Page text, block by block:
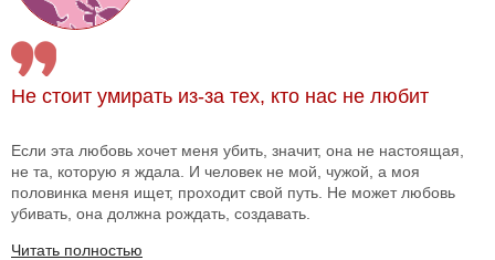
Не стоит умирать из-за тех, кто нас не любит
Если эта любовь хочет меня убить, значит, она не настоящая,
не та, которую я ждала. И человек не мой, чужой, а моя
половинка меня ищет, проходит свой путь. Не может любовь
убивать, она должна рождать, создавать.
Читать полностью